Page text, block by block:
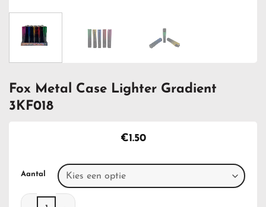
Fox Metal Case Lighter Gradient
3KF018
€1.50
Aantal
Fox Metal Case Lighter Gradient 3KF018 aantal